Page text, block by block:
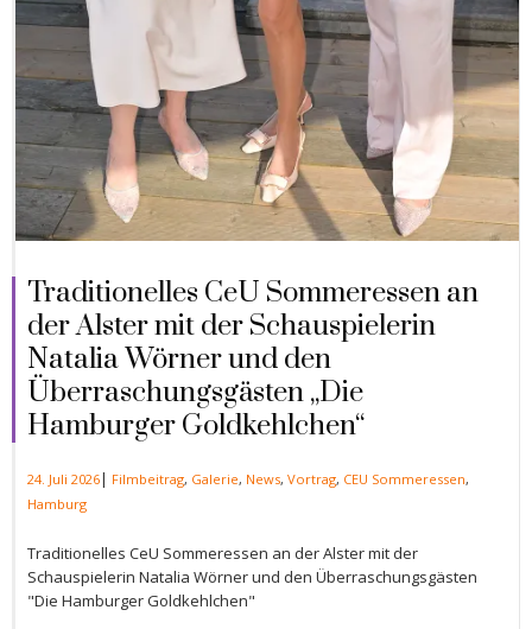
Traditionelles CeU Sommeressen an
der Alster mit der Schauspielerin
Natalia Wörner und den
Überraschungsgästen „Die
Hamburger Goldkehlchen“
24. Juli 2026| Filmbeitrag, Galerie, News, Vortrag, CEU Sommeressen,
Hamburg
Traditionelles CeU Sommeressen an der Alster mit der
Schauspielerin Natalia Wörner und den Überraschungsgästen
"Die Hamburger Goldkehlchen"